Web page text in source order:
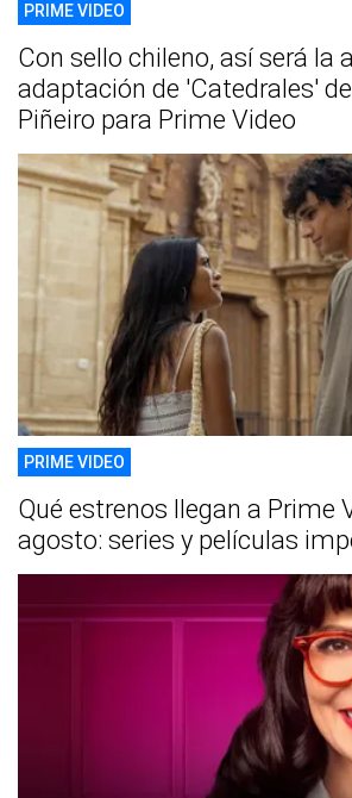
PRIME VIDEO
Con sello chileno, así será la
adaptación de 'Catedrales'
Piñeiro para Prime Video
PRIME VIDEO
Qué estrenos llegan a Prime
agosto: series y películas